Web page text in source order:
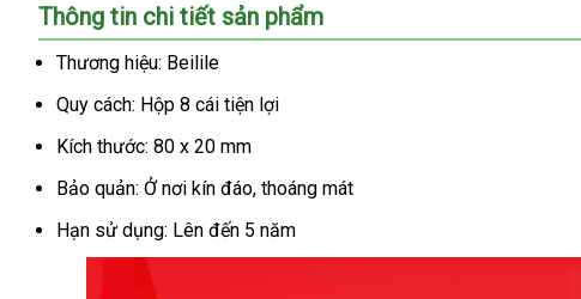
Thông tin chi tiết sản phẩm
Thương hiệu: Beilile
Quy cách: Hộp 8 cái tiện lợi
Kích thước: 80 x 20 mm
Bảo quản: Ở nơi kín đáo, thoáng mát
Hạn sử dụng: Lên đến 5 năm